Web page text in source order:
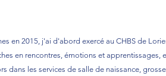
en 2015, j'ai d'abord exercé au CHBS de
en rencontres, émotions et apprentissages,
dans les services de salle de naissance,